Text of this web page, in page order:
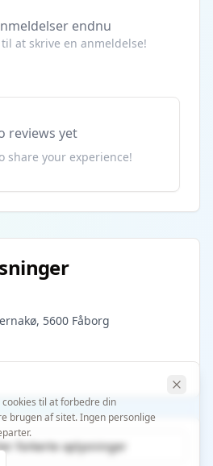
endnu
at skrive en anmeldelse!
reviews yet
share your experience!
5600 Fåborg
forkerte oplysninger
til at forbedre din
brugen af sitet. Ingen personlige